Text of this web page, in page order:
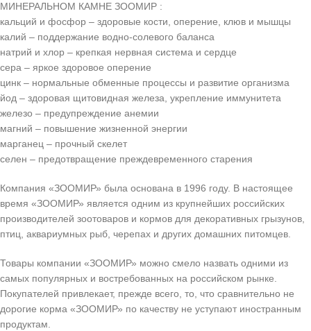
МИНЕРАЛЬНОМ КАМНЕ ЗООМИР :
кальций и фосфор – здоровые кости, оперение, клюв и мышцы
калий – поддержание водно-солевого баланса
натрий и хлор – крепкая нервная система и сердце
сера – яркое здоровое оперение
цинк – нормальные обменные процессы и развитие организма
йод – здоровая щитовидная железа, укрепление иммунитета
железо – предупреждение анемии
магний – повышение жизненной энергии
марганец – прочный скелет
селен – предотвращение преждевременного старения
Компания «ЗООМИР» была основана в 1996 году. В настоящее
время «ЗООМИР» является одним из крупнейших российских
производителей зоотоваров и кормов для декоративных грызунов,
птиц, аквариумных рыб, черепах и других домашних питомцев.
Товары компании «ЗООМИР» можно смело назвать одними из
самых популярных и востребованных на российском рынке.
Покупателей привлекает, прежде всего, то, что сравнительно не
дорогие корма «ЗООМИР» по качеству не уступают иностранным
продуктам.